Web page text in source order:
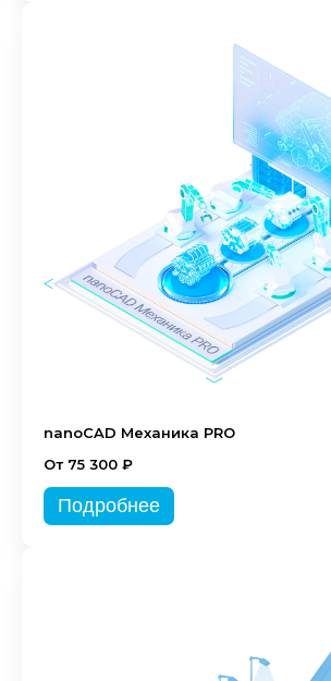
nanoCAD Механика PRO
От 75 300 ₽
Подробнее